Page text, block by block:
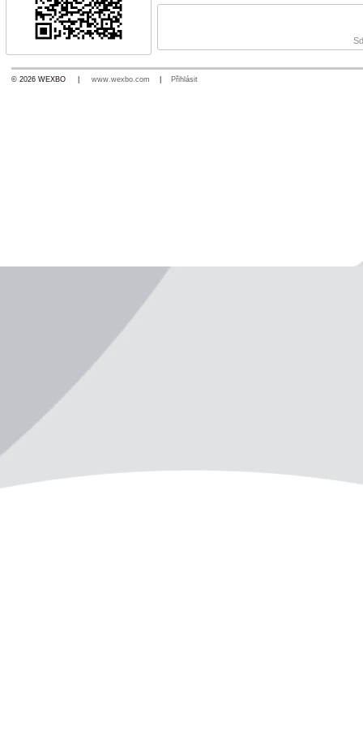
© 2026 WEXBO | www.wexbo.com Přihlásit